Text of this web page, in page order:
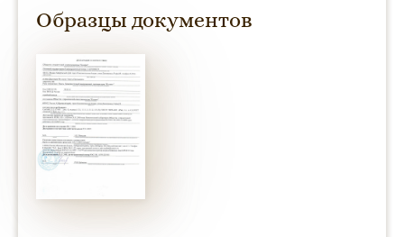
Образцы документов